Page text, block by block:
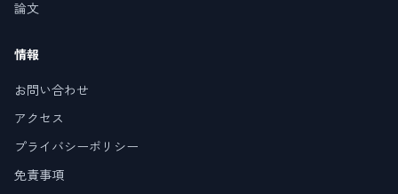
論文
情報
お問い合わせ
アクセス
プライバシーポリシー
免責事項